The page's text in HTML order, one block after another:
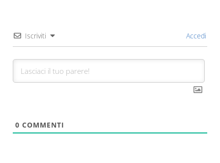
Iscriviti Accedi
0 COMMENTI